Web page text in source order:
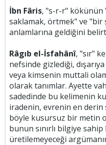
İbn Fâris, "s-r-r" kökünün
saklamak, örtmek" ve "bir
anlamlarına geldiğini
Râgıb el-İsfahânî, "sır"
nefsinde gizlediği, dışarıya
veya kimsenin muttali
olarak tanımlar. Ayette
sadedinde bu kelimenin
iradenin, evrenin en derin
böyle kusursuz bir metin
bunun sınırlı bilgiye
üretilemeyeceği